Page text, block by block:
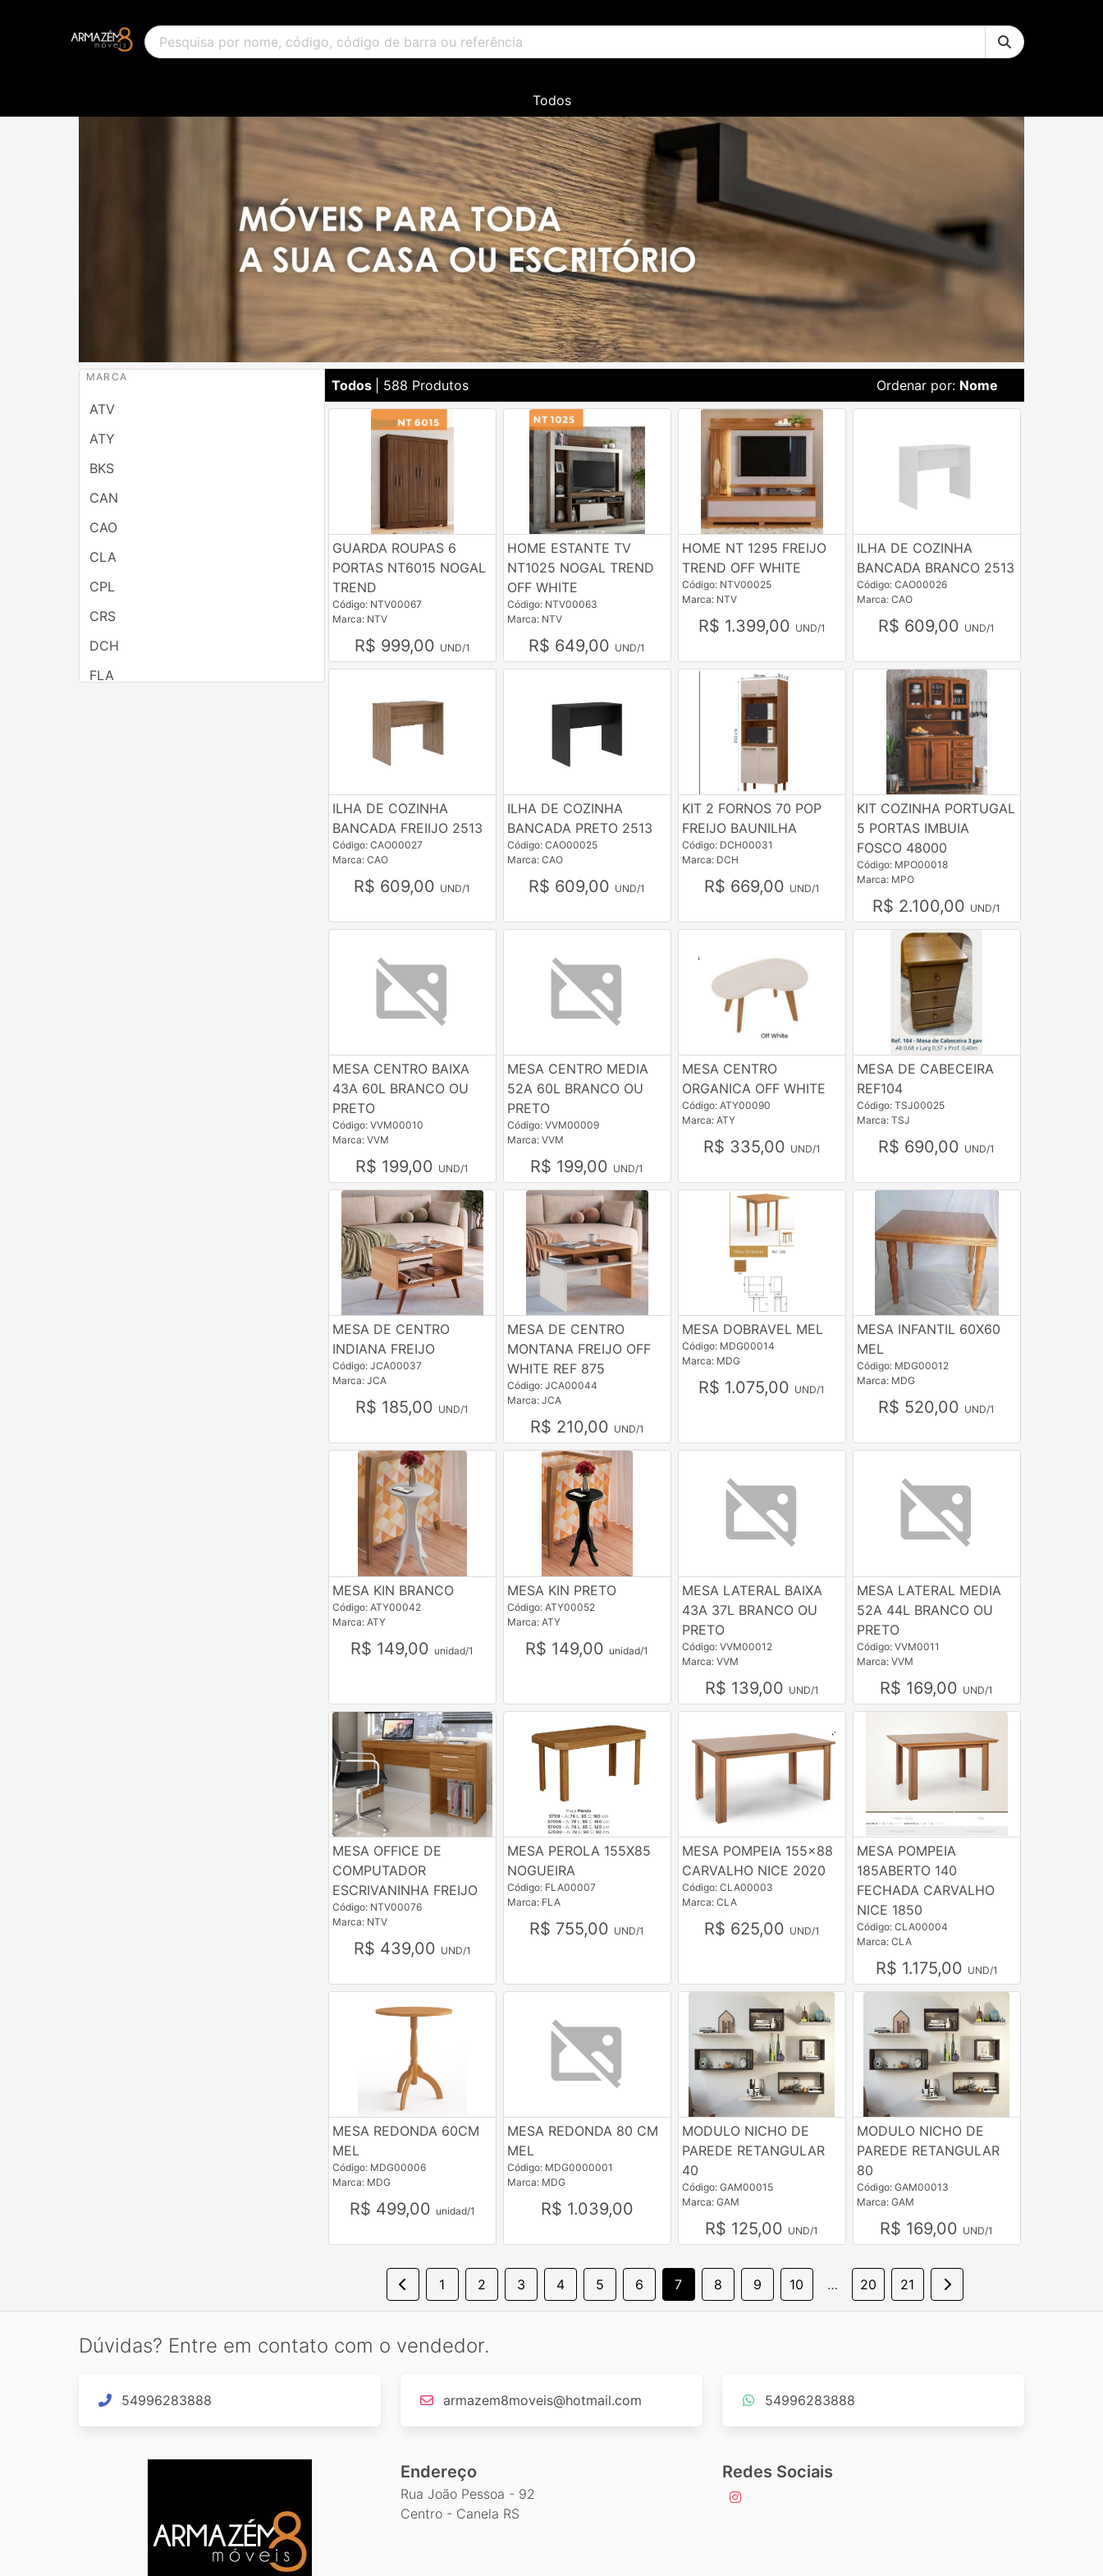
Todos
MARCA
ATV
ATY
BKS
CAN
CAO
CLA
CPL
CRS
DCH
FLA
Todos | 588 Produtos Ordenar por: Nome
GUARDA ROUPAS 6
PORTAS NT6015 NOGAL
TREND
Código: NTV00067
Marca: NTV
R$ 999,00 UND/1
HOME ESTANTE TV
NT1025 NOGAL TREND
OFF WHITE
Código: NTV00063
Marca: NTV
R$ 649,00 UND/1
HOME NT 1295 FREIJO
TREND OFF WHITE
Código: NTV00025
Marca: NTV
R$ 1.399,00 UND/1
ILHA DE COZINHA
BANCADA BRANCO 2513
Código: CAO00026
Marca: CAO
R$ 609,00 UND/1
ILHA DE COZINHA
BANCADA FREIIJO 2513
Código: CAO00027
Marca: CAO
R$ 609,00 UND/1
ILHA DE COZINHA
BANCADA PRETO 2513
Código: CAO00025
Marca: CAO
R$ 609,00 UND/1
KIT 2 FORNOS 70 POP
FREIJO BAUNILHA
Código: DCH00031
Marca: DCH
R$ 669,00 UND/1
KIT COZINHA PORTUGAL
5 PORTAS IMBUIA
FOSCO 48000
Código: MPO00018
Marca: MPO
R$ 2.100,00 UND/1
MESA CENTRO BAIXA
43A 60L BRANCO OU
PRETO
Código: VVM00010
Marca: VVM
R$ 199,00 UND/1
MESA CENTRO MEDIA
52A 60L BRANCO OU
PRETO
Código: VVM00009
Marca: VVM
R$ 199,00 UND/1
MESA CENTRO
ORGANICA OFF WHITE
Código: ATY00090
Marca: ATY
R$ 335,00 UND/1
MESA DE CABECEIRA
REF104
Código: TSJ00025
Marca: TSJ
R$ 690,00 UND/1
MESA DE CENTRO
INDIANA FREIJO
Código: JCA00037
Marca: JCA
R$ 185,00 UND/1
MESA DE CENTRO
MONTANA FREIJO OFF
WHITE REF 875
Código: JCA00044
Marca: JCA
R$ 210,00 UND/1
MESA DOBRAVEL MEL
Código: MDG00014
Marca: MDG
R$ 1.075,00 UND/1
MESA INFANTIL 60X60
MEL
Código: MDG00012
Marca: MDG
R$ 520,00 UND/1
MESA KIN BRANCO
Código: ATY00042
Marca: ATY
R$ 149,00 unidad/1
MESA KIN PRETO
Código: ATY00052
Marca: ATY
R$ 149,00 unidad/1
MESA LATERAL BAIXA
43A 37L BRANCO OU
PRETO
Código: VVM00012
Marca: VVM
R$ 139,00 UND/1
MESA LATERAL MEDIA
52A 44L BRANCO OU
PRETO
Código: VVM0011
Marca: VVM
R$ 169,00 UND/1
MESA OFFICE DE
COMPUTADOR
ESCRIVANINHA FREIJO
Código: NTV00076
Marca: NTV
R$ 439,00 UND/1
MESA PEROLA 155X85
NOGUEIRA
Código: FLA00007
Marca: FLA
R$ 755,00 UND/1
MESA POMPEIA 155x88
CARVALHO NICE 2020
Código: CLA00003
Marca: CLA
R$ 625,00 UND/1
MESA POMPEIA
185ABERTO 140
FECHADA CARVALHO
NICE 1850
Código: CLA00004
Marca: CLA
R$ 1.175,00 UND/1
MESA REDONDA 60CM
MEL
Código: MDG00006
Marca: MDG
R$ 499,00 unidad/1
MESA REDONDA 80 CM
MEL
Código: MDG0000001
Marca: MDG
R$ 1.039,00
MODULO NICHO DE
PAREDE RETANGULAR
40
Código: GAM00015
Marca: GAM
R$ 125,00 UND/1
MODULO NICHO DE
PAREDE RETANGULAR
80
Código: GAM00013
Marca: GAM
R$ 169,00 UND/1
1 2 3 4 5 6 7 8 9 10 … 20 21
Dúvidas? Entre em contato com o vendedor.
54996283888 armazem8moveis@hotmail.com 54996283888
Endereço
Rua João Pessoa - 92
Centro - Canela RS
Redes Sociais